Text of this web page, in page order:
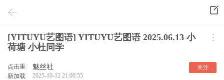
[YITUYU艺图语] YITUYU艺图语 2025.06.13 小
荷塘 小杜同学
点击重
新加载
魅丝社
2025-10-12 21:00:55
关注